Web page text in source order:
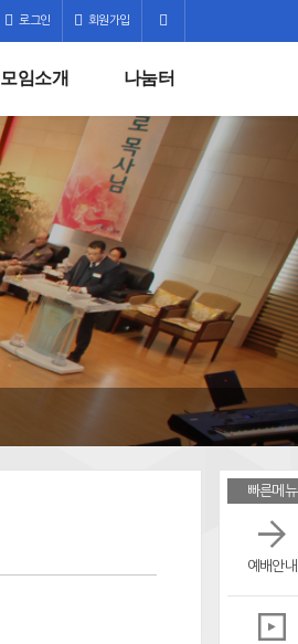
빠른메뉴
예배안내
로그인 회원가입
모임소개 나눔터